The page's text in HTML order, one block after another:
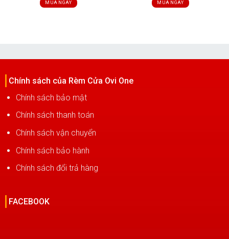
was:
850,000₫.
MUA NGAY
was:
850,000₫.
MUA NGAY
Chính sách của Rèm Cửa Ovi One
Chính sách bảo mật
Chính sách thanh toán
Chính sách vận chuyển
Chính sách bảo hành
Chính sách đổi trả hàng
FACEBOOK